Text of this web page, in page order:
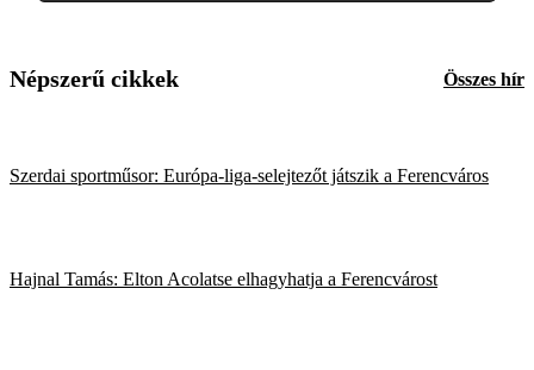
Népszerű cikkek Összes hír
Szerdai sportműsor: Európa-liga-selejtezőt játszik a Ferencváros
Hajnal Tamás: Elton Acolatse elhagyhatja a Ferencvárost